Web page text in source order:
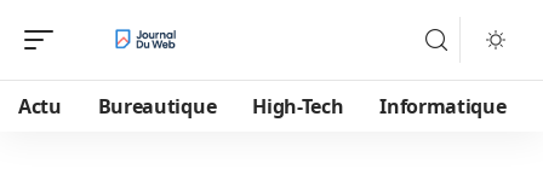
Actu Bureautique High-Tech Informatique